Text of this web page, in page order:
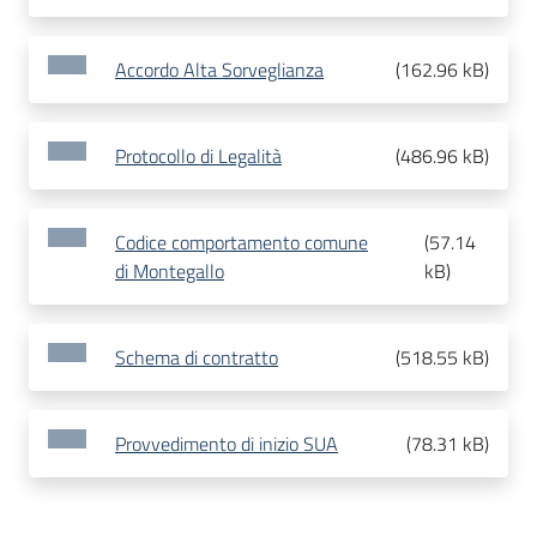
Accordo Alta Sorveglianza (162.96 kB)
Protocollo di Legalità (486.96 kB)
Codice comportamento comune
di Montegallo
(57.14
kB)
Schema di contratto (518.55 kB)
Provvedimento di inizio SUA (78.31 kB)